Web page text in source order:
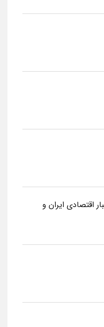
اقتصادی ایران و